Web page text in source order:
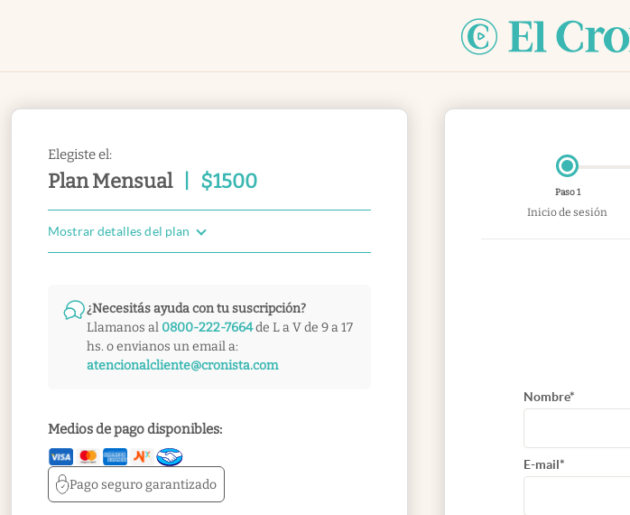
Elegiste el:
Plan Mensual $1500
Mostrar detalles del plan
¿Necesitás ayuda con tu suscripción?
Llamanos al 0800-222-7664de L a V de 9 a 17
hs. o envianos un email a:
atencionalcliente@cronista.com
Medios de pago disponibles:
Pago segurogarantizado
Paso 1
Inicio de sesión
Nombre*
E-mail*